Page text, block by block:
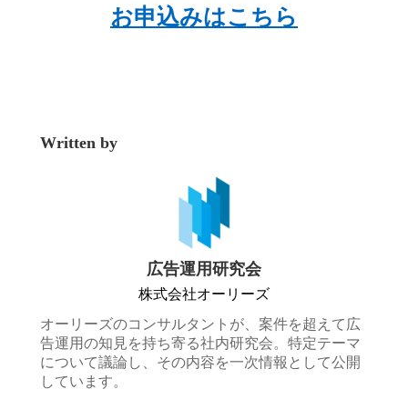
お申込みはこちら
Written by
広告運用研究会
株式会社オーリーズ
オーリーズのコンサルタントが、案件を超えて広
告運用の知見を持ち寄る社内研究会。特定テーマ
について議論し、その内容を一次情報として公開
しています。